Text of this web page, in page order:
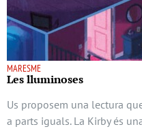
MARESME
Les lluminoses
Us proposem una lectura
a parts iguals. La Kirby és